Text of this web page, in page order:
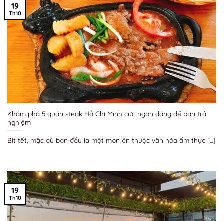
Khám phá 5 quán steak Hồ Chí Minh cực ngon đáng để bạn trải
nghiệm
Bít tết, mặc dù ban đầu là một món ăn thuộc văn hóa ẩm thực [...]
19
Th10
19
Th10